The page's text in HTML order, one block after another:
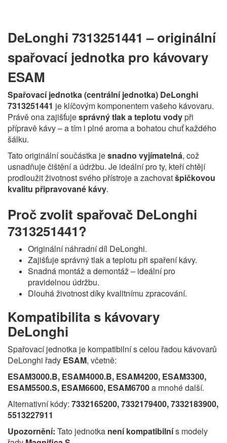
DeLonghi 7313251441 – originální
spařovací jednotka pro kávovary
ESAM
Spařovací jednotka (centrální jednotka) DeLonghi
7313251441 je klíčovým komponentem vašeho kávovaru.
Právě ona zajišťujesprávný tlak a teplotu vodypři
přípravě kávy – a tím i plné aroma a bohatou chuť každého
šálku.
Tato originální součástka jesnadno vyjímatelná, což
usnadňuje čištění a údržbu. Je ideální pro ty, kteří chtějí
prodloužit životnost svého přístroje a zachovatšpičkovou
kvalitu připravované kávy.
Proč zvolit spařovač DeLonghi
7313251441?
Originální náhradní díl DeLonghi.
Zajišťuje správný tlak a teplotu při spaření kávy.
Snadná montáž a demontáž – ideální pro
pravidelnou údržbu.
Dlouhá životnost díky kvalitnímu zpracování.
Kompatibilita s kávovary
DeLonghi
Spařovací jednotka je kompatibilní s celou řadou kávovarů
DeLonghi řady ESAM, včetně:
ESAM3000.B, ESAM4000.B, ESAM4200, ESAM3300,
ESAM5500.S, ESAM6600, ESAM6700a mnohé další.
Alternativní kódy: 7332165200, 7332179400, 7332183900,
5513227911
Upozornění: Tato jednotka není kompatibilnís modely